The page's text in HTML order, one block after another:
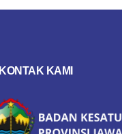
KONTAK KAMI